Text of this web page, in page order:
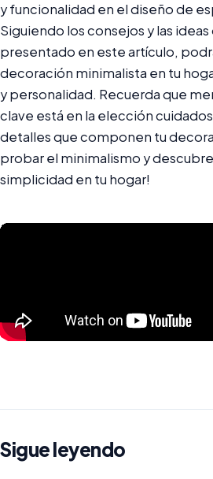
y funcionalidad en el diseño de
Siguiendo los consejos y las
presentado en este artículo,
decoración minimalista en tu
y personalidad. Recuerda que
clave está en la elección
detalles que componen tu
probar el minimalismo y
simplicidad en tu hogar!
Sigue leyendo